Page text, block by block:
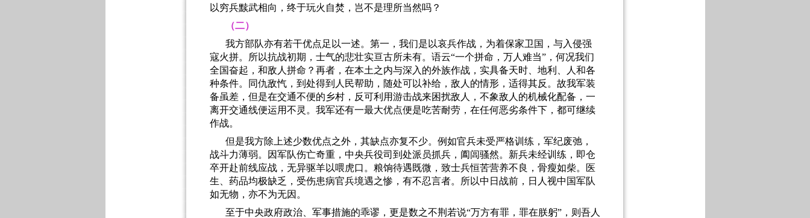
以穷兵黩武相向，终于玩火自焚，岂不是理所当然吗？
（二）
我方部队亦有若干优点足以一述。第一，我们是以哀兵作战，为着保家卫国，与入侵强
寇火拼。所以抗战初期，士气的悲壮实亘古所未有。语云“一个拼命，万人难当”，何况我们
全国奋起，和敌人拼命？再者，在本土之内与深入的外族作战，实具备天时、地利、人和各
种条件。同仇敌忾，到处得到人民帮助，随处可以补给，敌人的情形，适得其反。故我军装
备虽差，但是在交通不便的乡村，反可利用游击战来困扰敌人，不象敌人的机械化配备，一
离开交通线便运用不灵。我军还有一最大优点便是吃苦耐劳，在任何恶劣条件下，都可继续
作战。
但是我方除上述少数优点之外，其缺点亦复不少。例如官兵未受严格训练，军纪废弛，
战斗力薄弱。因军队伤亡奇重，中央兵役司到处派员抓兵，阖闾骚然。新兵未经训练，即仓
卒开赴前线应战，无异驱羊以喂虎口。粮饷待遇既微，致士兵恒苦营养不良，骨瘦如柴。医
生、药品均极缺乏，受伤患病官兵境遇之惨，有不忍言者。所以中日战前，日人视中国军队
如无物，亦不为无因。
至于中央政府政治、军事措施的乖谬，更是数之不荆若说“万方有罪，罪在朕躬”，则吾人